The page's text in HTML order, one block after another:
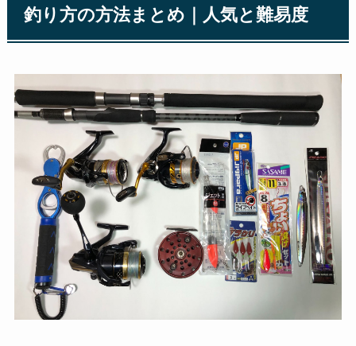
釣り方の方法まとめ｜人気と難易度